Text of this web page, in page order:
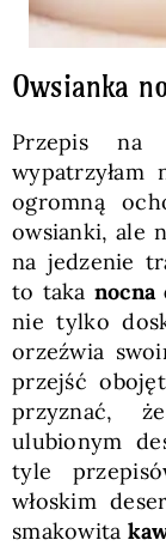
Owsianka
Przepis na
wypatrzyłam
ogromną
owsianki, ale
na jedzenie
to taka nocna
nie tylko
orzeźwia
przejść
przyznać,
ulubionym
tyle
włoskim
smakowita